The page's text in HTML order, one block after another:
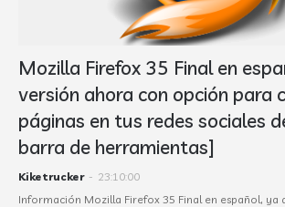
Mozilla Firefox 35 Final en
versión ahora con opción para
páginas en tus redes sociales
barra de herramientas]
Kiketrucker - 23:10:00
Información Mozilla Firefox 35 Final en español, ya